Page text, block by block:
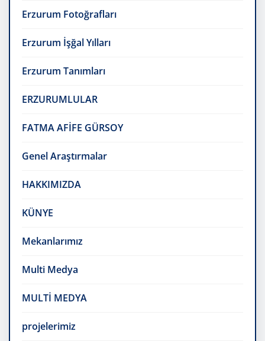
Erzurum Fotoğrafları
Erzurum İşğal Yılları
Erzurum Tanımları
ERZURUMLULAR
FATMA AFİFE GÜRSOY
Genel Araştırmalar
HAKKIMIZDA
KÜNYE
Mekanlarımız
Multi Medya
MULTİ MEDYA
projelerimiz